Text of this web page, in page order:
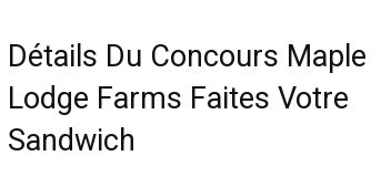
Détails Du Concours Maple
Lodge Farms Faites Votre
Sandwich